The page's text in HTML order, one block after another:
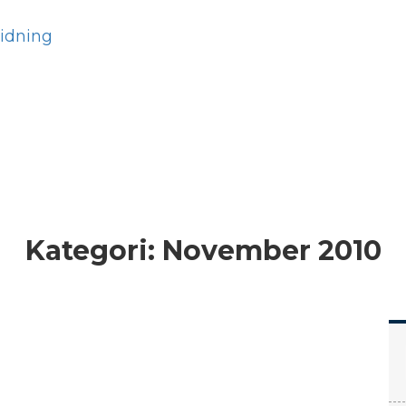
Kategori: November 2010